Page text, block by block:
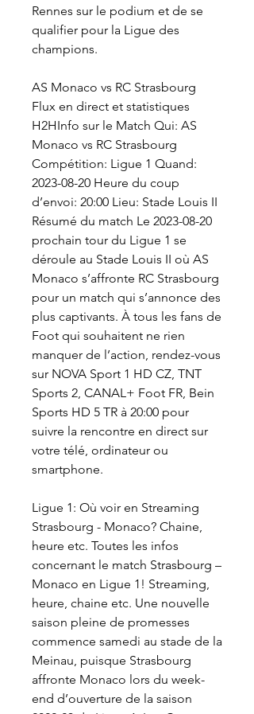
Rennes sur le podium et de se
qualifier pour la Ligue des
champions.
AS Monaco vs RC Strasbourg
Flux en direct et statistiques
H2HInfo sur le Match Qui: AS
Monaco vs RC Strasbourg
Compétition: Ligue 1 Quand:
2023-08-20 Heure du coup
d’envoi: 20:00 Lieu: Stade Louis II
Résumé du match Le 2023-08-20
prochain tour du Ligue 1 se
déroule au Stade Louis II où AS
Monaco s’affronte RC Strasbourg
pour un match qui s’annonce des
plus captivants. À tous les fans de
Foot qui souhaitent ne rien
manquer de l’action, rendez-vous
sur NOVA Sport 1 HD CZ, TNT
Sports 2, CANAL+ Foot FR, Bein
Sports HD 5 TR à 20:00 pour
suivre la rencontre en direct sur
votre télé, ordinateur ou
smartphone.
Ligue 1: Où voir en Streaming
Strasbourg - Monaco? Chaine,
heure etc. Toutes les infos
concernant le match Strasbourg –
Monaco en Ligue 1! Streaming,
heure, chaine etc. Une nouvelle
saison pleine de promesses
commence samedi au stade de la
Meinau, puisque Strasbourg
affronte Monaco lors du week-
end d’ouverture de la saison